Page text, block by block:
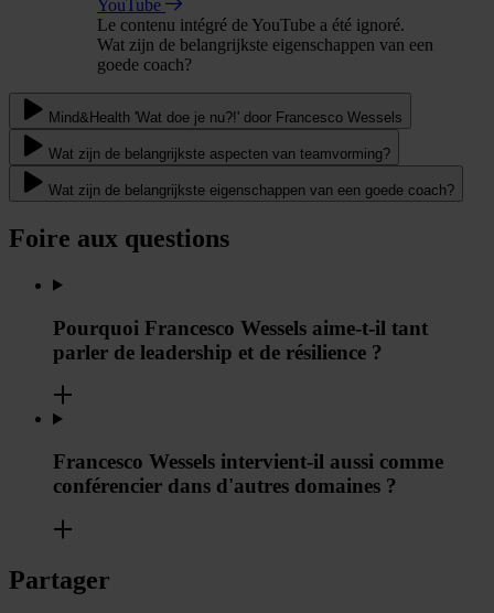
YouTube
Le contenu intégré de YouTube a été ignoré.
Wat zijn de belangrijkste eigenschappen van een
goede coach?
Mind&Health 'Wat doe je nu?!' door Francesco Wessels
Wat zijn de belangrijkste aspecten van teamvorming?
Wat zijn de belangrijkste eigenschappen van een goede coach?
Foire aux questions
Pourquoi Francesco Wessels aime-t-il tant
parler de leadership et de résilience ?
Francesco Wessels intervient-il aussi comme
conférencier dans d'autres domaines ?
Partager